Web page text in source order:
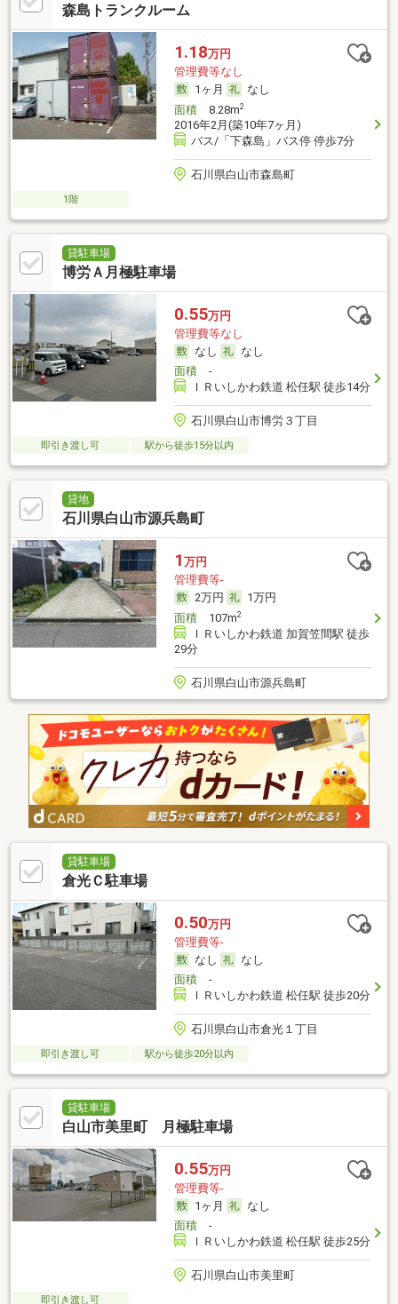
森島トランクルーム
1.18万円
管理費等なし
1ヶ月
なし
面積8.28m2
2016年2月(築10年7ヶ月)
バス/「下森島」バス停 停歩7分
石川県白山市森島町
1階
貸駐車場
博労Ａ月極駐車場
0.55万円
管理費等なし
なし
なし
面積-
ＩＲいしかわ鉄道 松任駅 徒歩14分
石川県白山市博労３丁目
即引き渡し可 駅から徒歩15分以内
貸地
石川県白山市源兵島町
1 万円
管理費等-
2万円
1万円
面積107m2
ＩＲいしかわ鉄道 加賀笠間駅 徒歩
29分
石川県白山市源兵島町
貸駐車場
倉光Ｃ駐車場
0.50万円
管理費等-
なし
なし
面積-
ＩＲいしかわ鉄道 松任駅 徒歩20分
石川県白山市倉光１丁目
即引き渡し可 駅から徒歩20分以内
貸駐車場
白山市美里町 月極駐車場
0.55万円
管理費等-
1ヶ月
なし
面積-
ＩＲいしかわ鉄道 松任駅 徒歩25分
石川県白山市美里町
即引き渡し可